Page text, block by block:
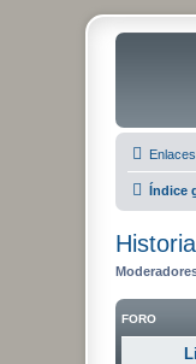
Índice
FORO